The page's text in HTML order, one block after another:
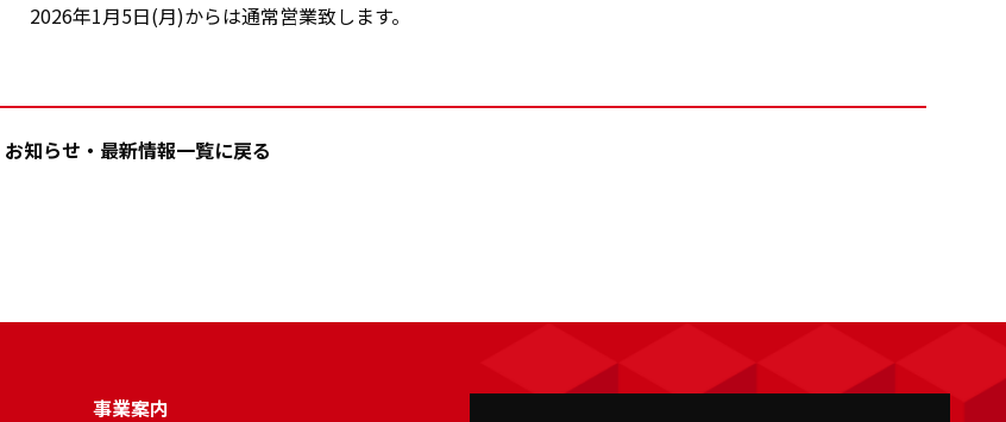
2026年1月5日(月)からは通常営業致します。
お知らせ・最新情報一覧に戻る
事業案内